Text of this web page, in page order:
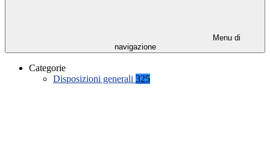
Menu di
navigazione
Categorie
Disposizioni generali 325